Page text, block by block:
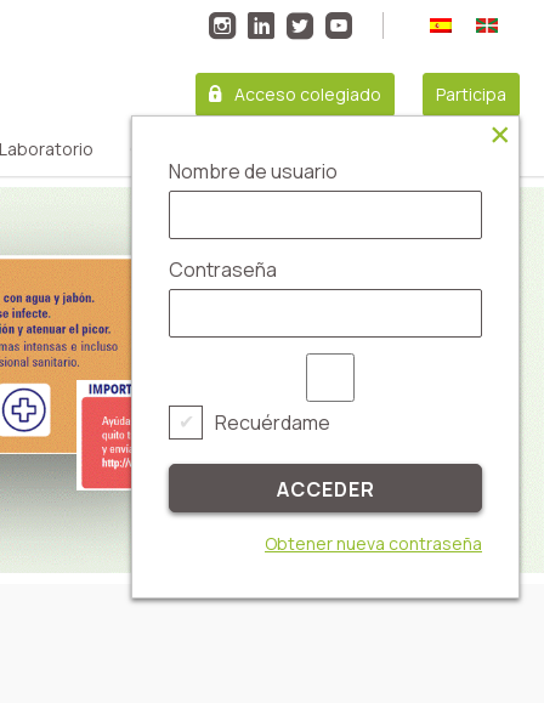
Acceso colegiado Participa
Nombre de usuario
Contraseña
Recuérdame
Obtener nueva contraseña